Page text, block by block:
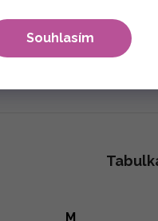
Souhlasím
max. 30°C. Nesmí se
M